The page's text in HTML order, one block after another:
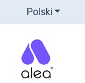
Polski Pokaż